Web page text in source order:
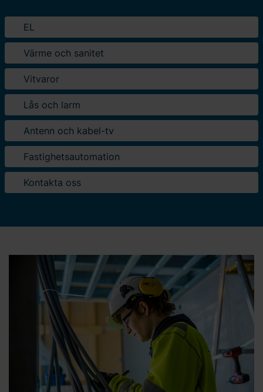
EL
Värme och sanitet
Vitvaror
Lås och larm
Antenn och kabel-tv
Fastighetsautomation
Kontakta oss